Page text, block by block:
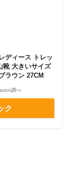
ディース トレッ
靴 大きいサイズ
ラウン 27CM
調べ
ク